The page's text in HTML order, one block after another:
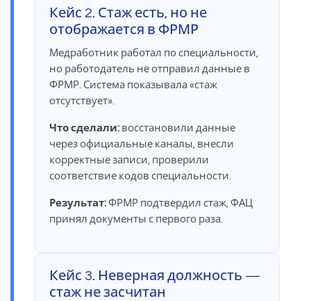
Кейс 2. Стаж есть, но не
отображается в ФРМР
Медработник работал по специальности,
но работодатель не отправил данные в
ФРМР. Система показывала «стаж
отсутствует».
Что сделали: восстановили данные
через официальные каналы, внесли
корректные записи, проверили
соответствие кодов специальности.
Результат: ФРМР подтвердил стаж, ФАЦ
принял документы с первого раза.
Кейс 3. Неверная должность —
стаж не засчитан